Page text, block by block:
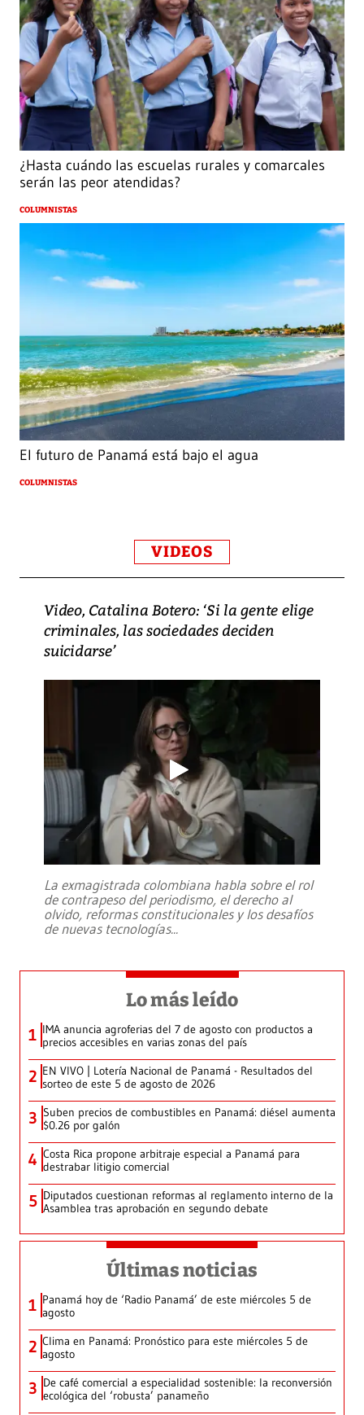
¿Hasta cuándo las escuelas rurales y comarcales
serán las peor atendidas?
COLUMNISTAS
El futuro de Panamá está bajo el agua
COLUMNISTAS
VIDEOS
Video, Catalina Botero: ‘Si la gente elige
criminales, las sociedades deciden
suicidarse’
La exmagistrada colombiana habla sobre el rol
de contrapeso del periodismo, el derecho al
olvido, reformas constitucionales y los desafíos
de nuevas tecnologías...
Lo más leído
1 IMA anuncia agroferias del 7 de agosto con productos a
precios accesibles en varias zonas del país
2 EN VIVO | Lotería Nacional de Panamá - Resultados del
sorteo de este 5 de agosto de 2026
3 Suben precios de combustibles en Panamá: diésel aumenta
$0.26 por galón
4 Costa Rica propone arbitraje especial a Panamá para
destrabar litigio comercial
5 Diputados cuestionan reformas al reglamento interno de la
Asamblea tras aprobación en segundo debate
Últimas noticias
1 Panamá hoy de ‘Radio Panamá’ de este miércoles 5 de
agosto
2 Clima en Panamá: Pronóstico para este miércoles 5 de
agosto
3 De café comercial a especialidad sostenible: la reconversión
ecológica del ‘robusta’ panameño